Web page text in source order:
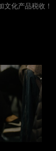
化产品税收！